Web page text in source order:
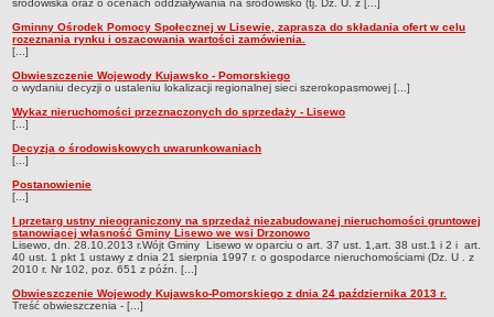
środowiska oraz o ocenach oddziaływania na środowisko (tj. Dz. U. z [...]
Gminny Ośrodek Pomocy Społecznej w Lisewie, zaprasza do składania ofert w celu
rozeznania rynku i oszacowania wartości zamówienia.
[...]
Obwieszczenie Wojewody Kujawsko - Pomorskiego
o wydaniu decyzji o ustaleniu lokalizacji regionalnej sieci szerokopasmowej [...]
Wykaz nieruchomości przeznaczonych do sprzedaży - Lisewo
[...]
Decyzja o środowiskowych uwarunkowaniach
[...]
Postanowienie
[...]
I przetarg ustny nieograniczony na sprzedaż niezabudowanej nieruchomości gruntowej
stanowiącej własność Gminy Lisewo we wsi Drzonowo
Lisewo, dn. 28.10.2013 r.Wójt Gminy Lisewo w oparciu o art. 37 ust. 1,art. 38 ust.1 i 2 i art.
40 ust. 1 pkt 1 ustawy z dnia 21 sierpnia 1997 r. o gospodarce nieruchomościami (Dz. U . z
2010 r. Nr 102, poz. 651 z późn. [...]
Obwieszczenie Wojewody Kujawsko-Pomorskiego z dnia 24 października 2013 r.
Treść obwieszczenia - [...]